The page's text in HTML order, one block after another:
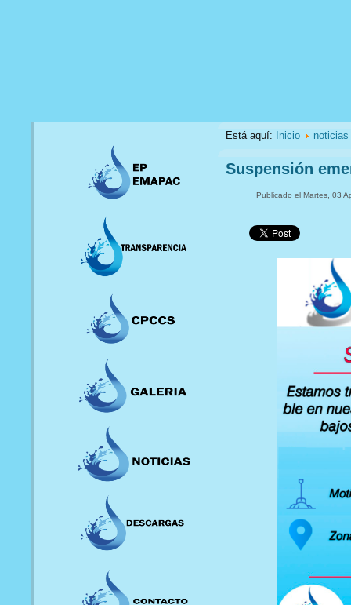
Está aquí: Inicio noticias
Suspensión
Publicado el Martes, 03